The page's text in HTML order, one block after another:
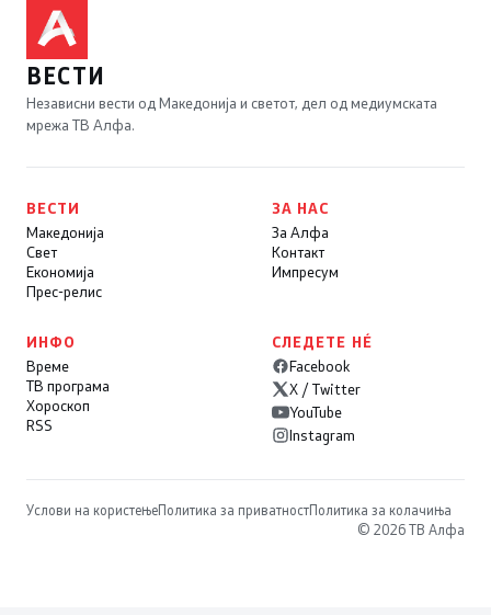
ВЕСТИ
Независни вести од Македонија и светот, дел од медиумската
мрежа ТВ Алфа.
ВЕСТИ
Македонија
Свет
Економија
Прес-релис
ЗА НАС
За Алфа
Контакт
Импресум
ИНФО
Време
ТВ програма
Хороскоп
RSS
СЛЕДЕТЕ НÉ
Facebook
X / Twitter
YouTube
Instagram
Услови на користењеПолитика за приватностПолитика за колачиња
© 2026 ТВ Алфа